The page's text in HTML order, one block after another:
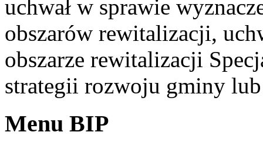
uchwał w sprawie
obszarów rewitalizacji,
obszarze rewitalizacji
strategii rozwoju gminy
Menu BIP